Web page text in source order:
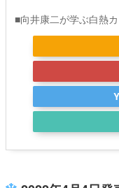
■向井康二が学ぶ白熱